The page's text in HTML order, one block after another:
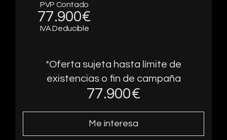
PVP Contado
77.900€
IVA Deducible
*Oferta sujeta hasta límite de
existencias o fin de campaña
77.900€
Me interesa